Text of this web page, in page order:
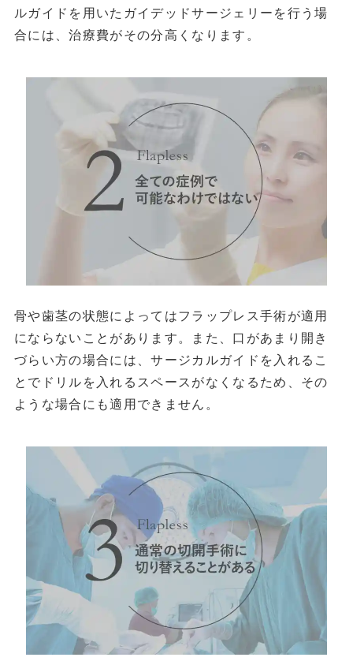
ルガイドを用いたガイデッドサージェリーを行う場
合には、治療費がその分高くなります。
骨や歯茎の状態によってはフラップレス手術が適用
にならないことがあります。また、口があまり開き
づらい方の場合には、サージカルガイドを入れるこ
とでドリルを入れるスペースがなくなるため、その
ような場合にも適用できません。